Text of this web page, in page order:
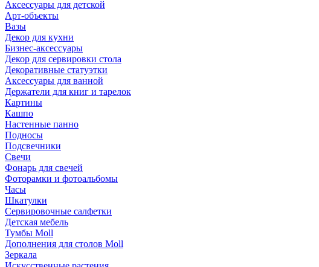
Аксессуары для детской
Арт-объекты
Вазы
Декор для кухни
Бизнес-аксессуары
Декор для сервировки стола
Декоративные статуэтки
Аксессуары для ванной
Держатели для книг и тарелок
Картины
Кашпо
Настенные панно
Подносы
Подсвечники
Свечи
Фонарь для свечей
Фоторамки и фотоальбомы
Часы
Шкатулки
Сервировочные салфетки
Детская мебель
Тумбы Moll
Дополнения для столов Moll
Зеркала